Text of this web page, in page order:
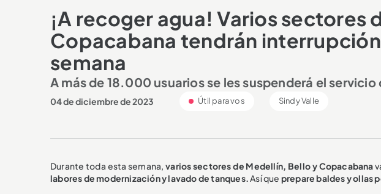
¡A recoger agua! Varios sectores
Copacabana tendrán
semana
A más de 18.000 usuarios se les suspenderá el
04 de diciembre de 2023 Útil para vos Sindy Valle
Durante toda esta semana,varios sectores de Medellín, Bello y Copacabana
labores de modernización y lavado de tanques.Así que prepare baldes y ollas